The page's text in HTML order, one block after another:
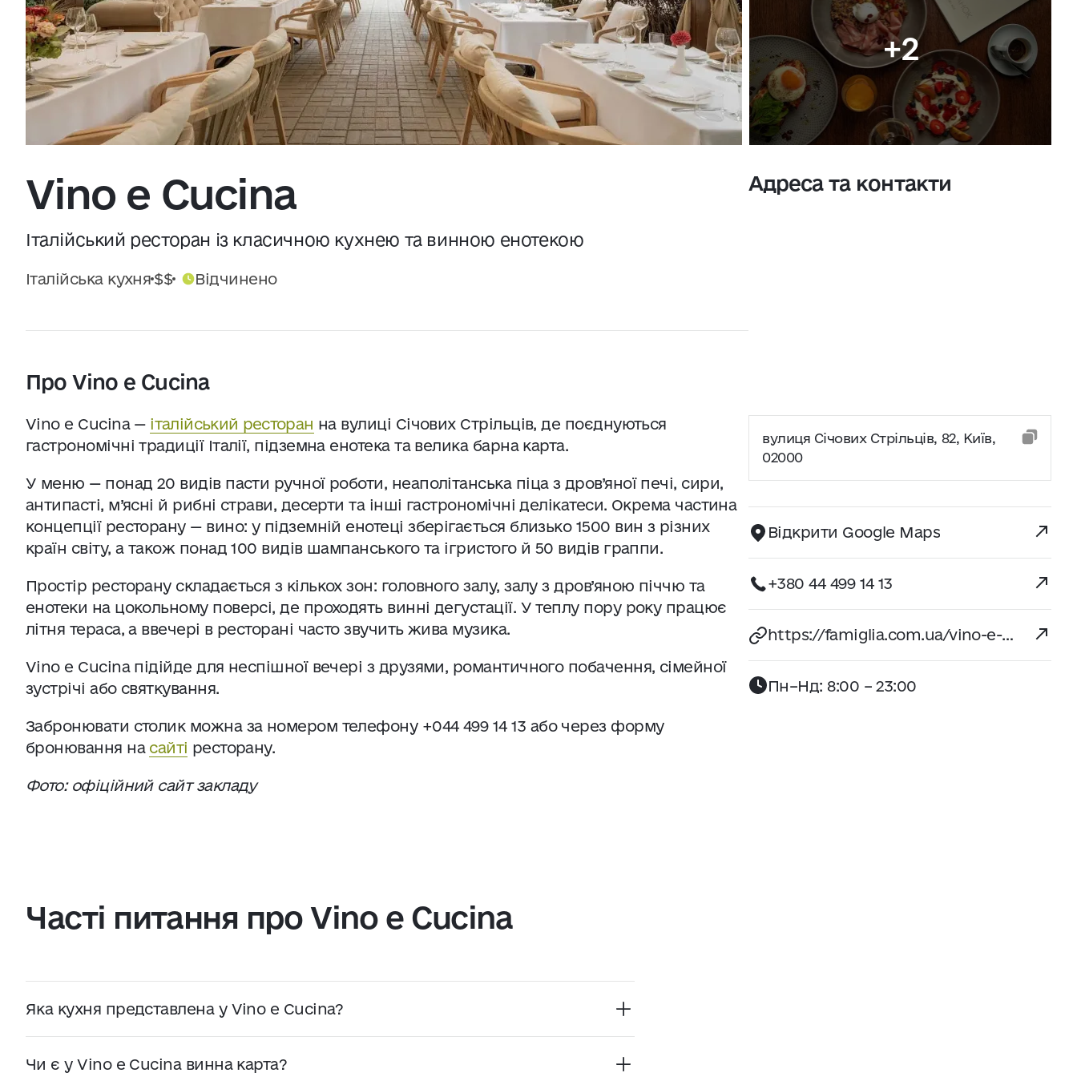
+2
Vino e Cucina
Італійський ресторан із класичною кухнею та винною енотекою
Італійська кухня $$ Відчинено
Про Vino e Cucina
Vino e Cucina — італійський ресторан на вулиці Січових Стрільців, де поєднуються
гастрономічні традиції Італії, підземна енотека та велика барна карта.
У меню — понад 20 видів пасти ручної роботи, неаполітанська піца з дров’яної печі, сири,
антипасті, м’ясні й рибні страви, десерти та інші гастрономічні делікатеси. Окрема частина
концепції ресторану — вино: у підземній енотеці зберігається близько 1500 вин з різних
країн світу, а також понад 100 видів шампанського та ігристого й 50 видів граппи.
Простір ресторану складається з кількох зон: головного залу, залу з дров’яною піччю та
енотеки на цокольному поверсі, де проходять винні дегустації. У теплу пору року працює
літня тераса, а ввечері в ресторані часто звучить жива музика.
Vino e Cucina підійде для неспішної вечері з друзями, романтичного побачення, сімейної
зустрічі або святкування.
Забронювати столик можна за номером телефону +044 499 14 13 або через форму
бронювання на сайті ресторану.
Фото: офіційний сайт закладу
Адреса та контакти
вулиця Січових Стрільців, 82, Київ,
02000
Відкрити Google Maps
+380 44 499 14 13
https://famiglia.com.ua/vino-e-cucina/
Пн–Нд: 8:00 – 23:00
Часті питання про Vino e Cucina
Яка кухня представлена у Vino e Cucina?
також десерти.
Чи є у Vino e Cucina винна карта?